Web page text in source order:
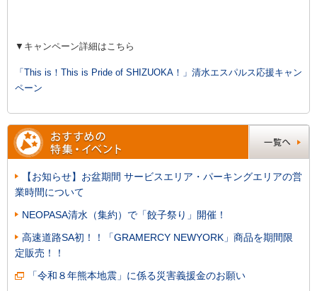
▼キャンペーン詳細はこちら
「This is！This is Pride of SHIZUOKA！」清水エスパルス応援キャン
ペーン
【お知らせ】お盆期間 サービスエリア・パーキングエリアの営
業時間について
NEOPASA清水（集約）で「餃子祭り」開催！
高速道路SA初！！「GRAMERCY NEWYORK」商品を期間限
定販売！！
「令和８年熊本地震」に係る災害義援金のお願い